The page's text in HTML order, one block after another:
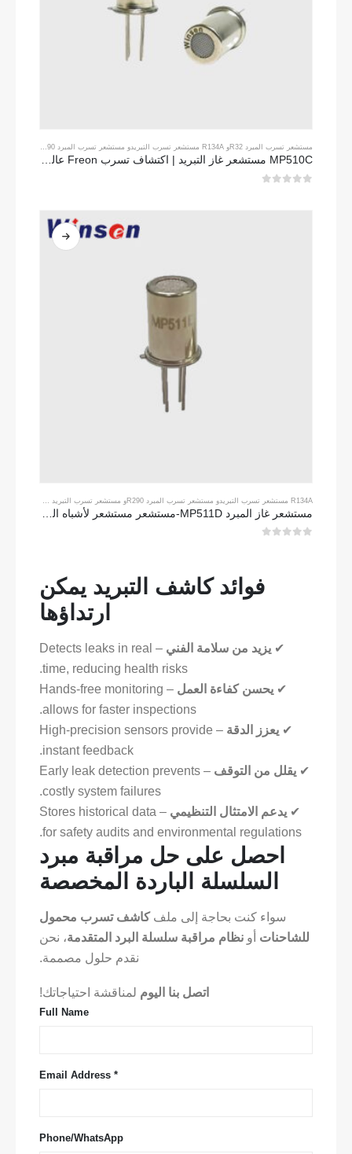
مستشعر تسرب المبرد R32 و R134A مستشعر تسرب التبريد و مستشعر تسرب المبرد R290
R134A مستشعر تسرب التبريد و مستشعر تسرب المبرد R290 و مستشعر تسرب التبريد R454B
فوائد كاشف التبريد يمكن
ارتداؤها
✔ يزيد من سلامة الفني
– Detects leaks in real
time, reducing health risks.
✔ يحسن كفاءة العمل
– Hands-free monitoring
allows for faster inspections.
✔ يعزز الدقة
– High-precision sensors provide
instant feedback.
✔ يقلل من التوقف
– Early leak detection prevents
costly system failures.
✔ يدعم الامتثال التنظيمي
– Stores historical data
for safety audits and environmental regulations.
احصل على حل مراقبة مبرد
السلسلة الباردة المخصصة
سواء كنت بحاجة إلى ملفكاشف تسرب محمول
للشاحنات أو نظام مراقبة سلسلة البرد المتقدمة، نحن
نقدم حلول مصممة.
اتصل بنا اليوم لمناقشة احتياجاتك!
Full Name
Email Address *
Phone/WhatsApp